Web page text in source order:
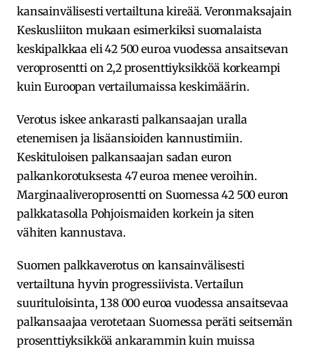
kansainvälisesti vertailtuna kireää. Veronmaksajain
Keskusliiton mukaan esimerkiksi suomalaista
keskipalkkaa eli 42 500 euroa vuodessa ansaitsevan
veroprosentti on 2,2 prosenttiyksikköä korkeampi
kuin Euroopan vertailumaissa keskimäärin.
Verotus iskee ankarasti palkansaajan uralla
etenemisen ja lisäansioiden kannustimiin.
Keskituloisen palkansaajan sadan euron
palkankorotuksesta 47 euroa menee veroihin.
Marginaaliveroprosentti on Suomessa 42 500 euron
palkkatasolla Pohjoismaiden korkein ja siten
vähiten kannustava.
Suomen palkkaverotus on kansainvälisesti
vertailtuna hyvin progressiivista. Vertailun
suurituloisinta, 138 000 euroa vuodessa ansaitsevaa
palkansaajaa verotetaan Suomessa peräti seitsemän
prosenttiyksikköä ankarammin kuin muissa